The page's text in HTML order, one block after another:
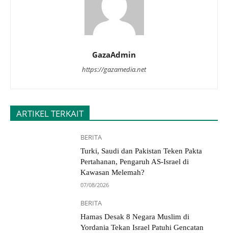
GazaAdmin
https://gazamedia.net
ARTIKEL TERKAIT
BERITA
Turki, Saudi dan Pakistan Teken Pakta
Pertahanan, Pengaruh AS-Israel di
Kawasan Melemah?
07/08/2026
BERITA
Hamas Desak 8 Negara Muslim di
Yordania Tekan Israel Patuhi Gencatan